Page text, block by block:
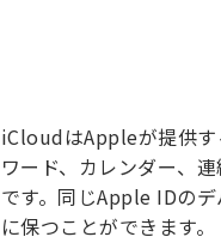
iCloudはAppleが提供す
ワード、カレンダー、
です。同じApple IDの
に保つことができます。